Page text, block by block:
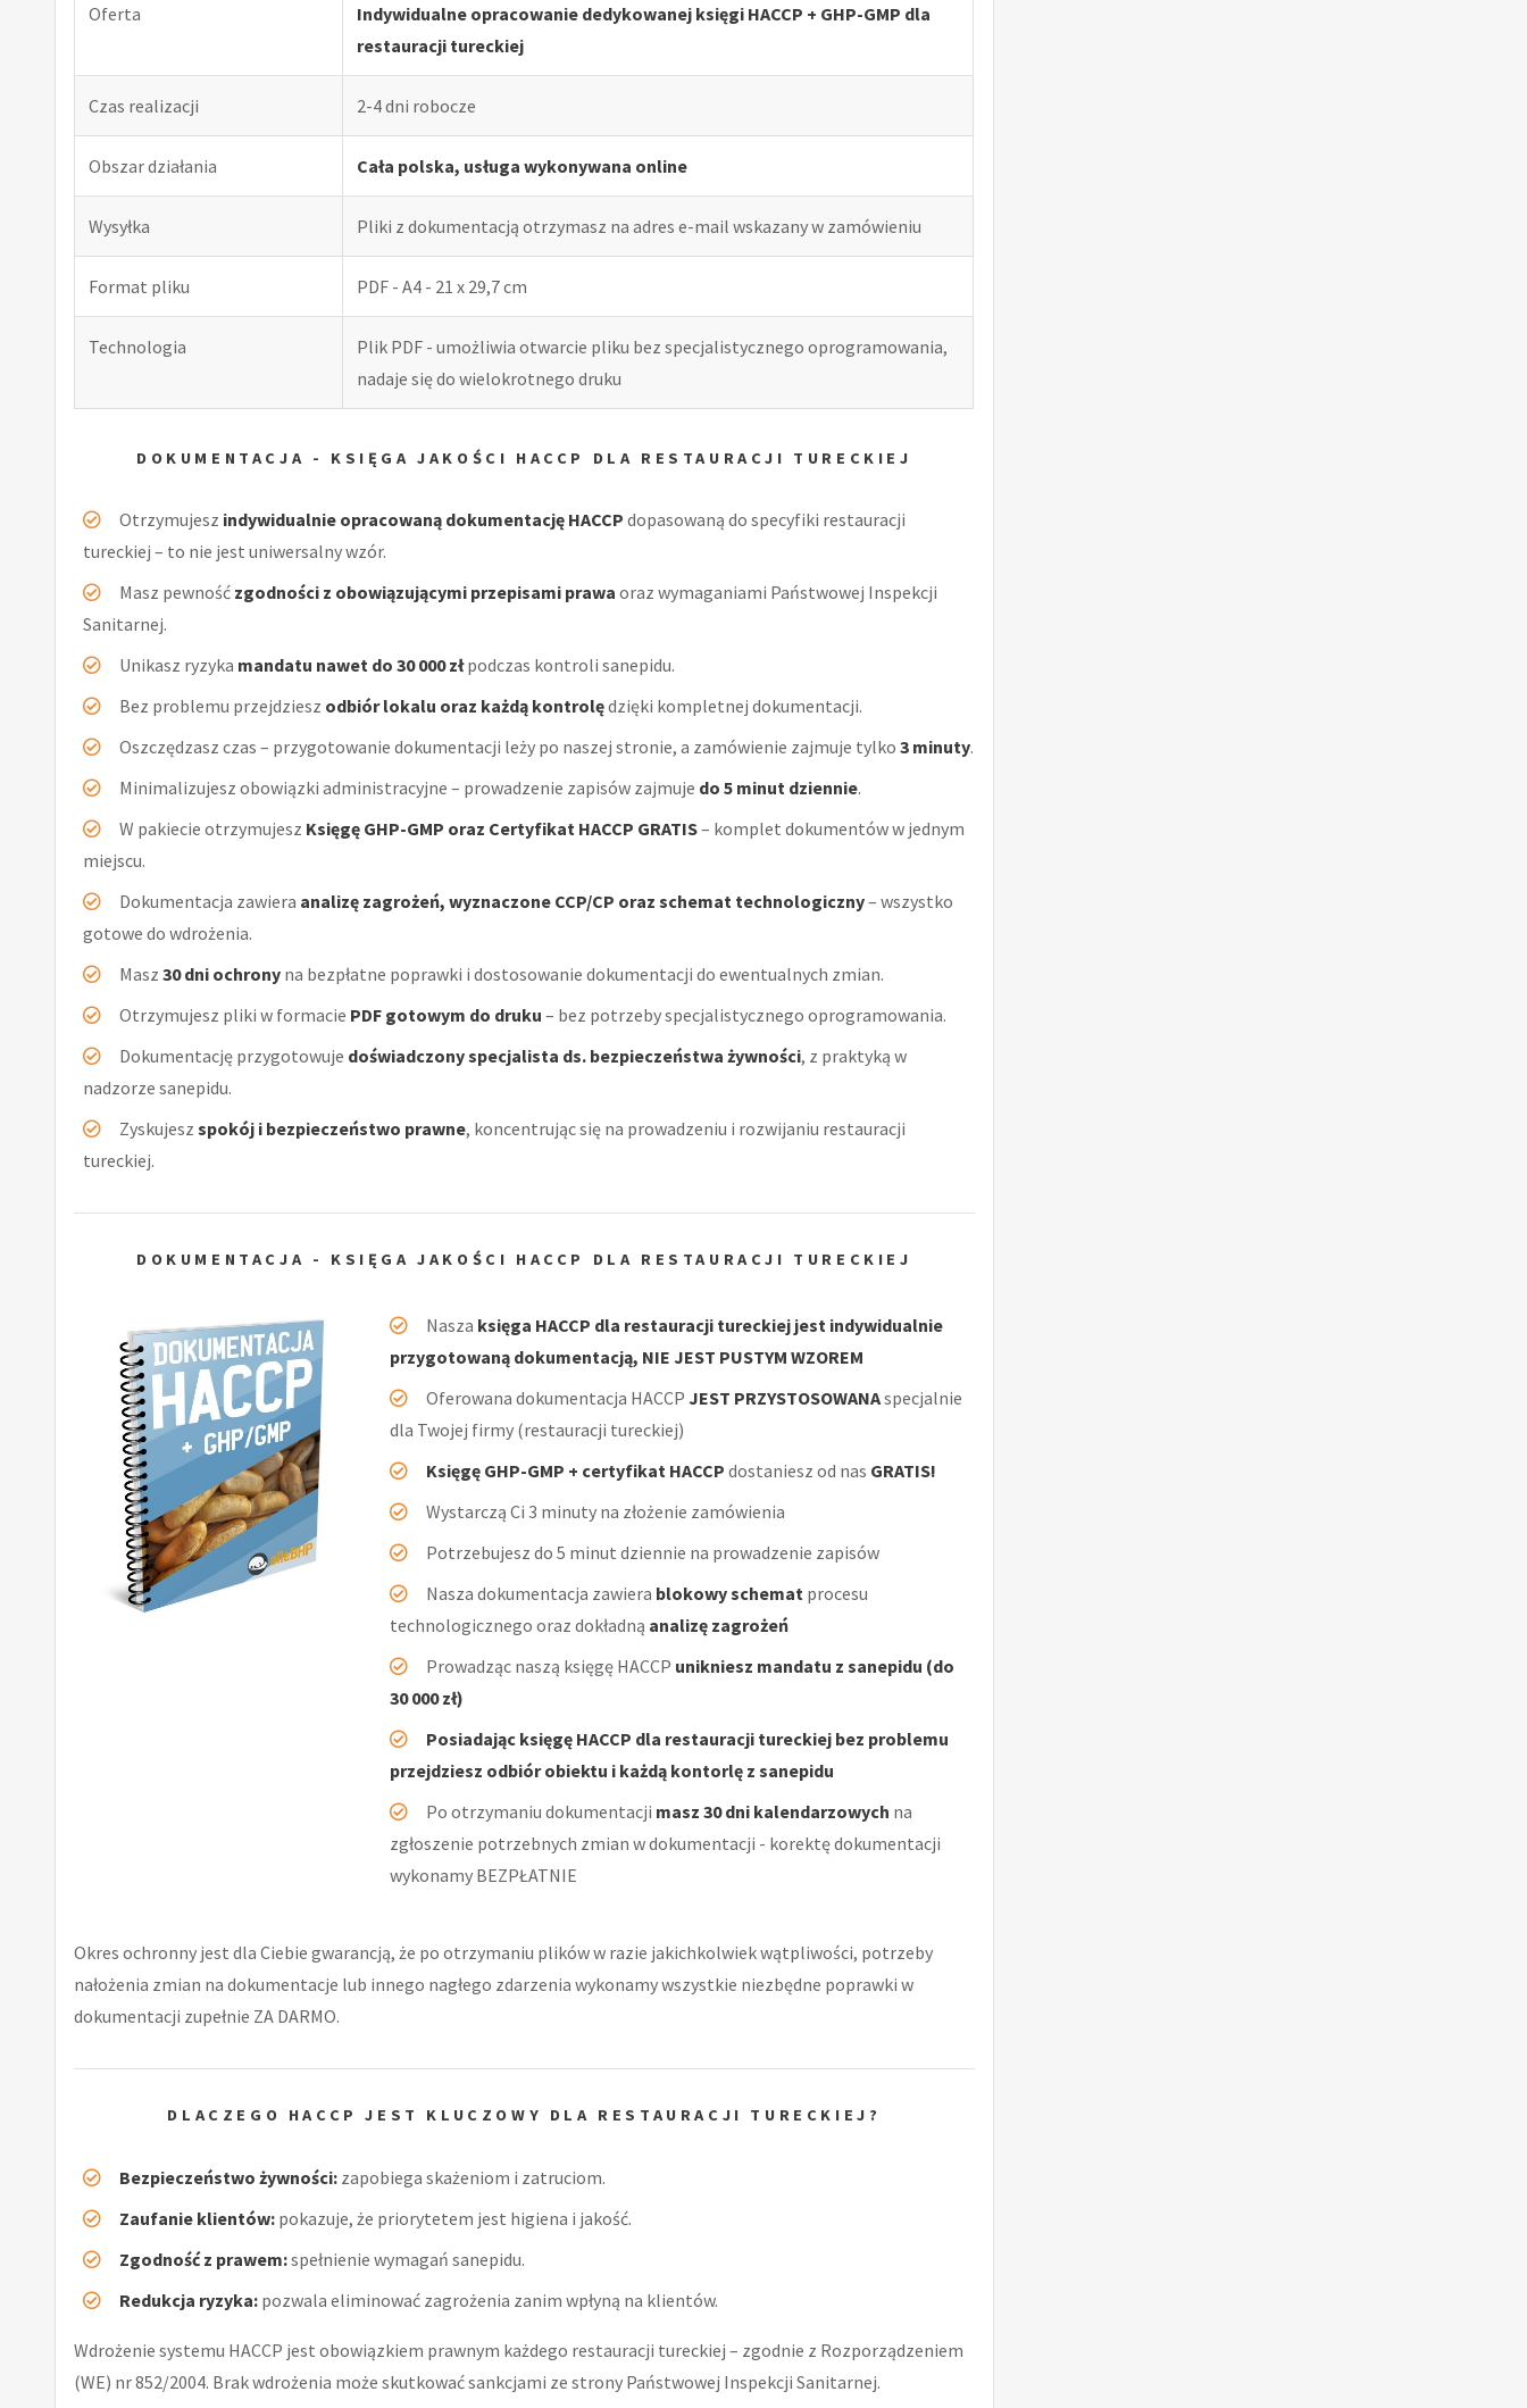
Oferta
Indywidualne opracowanie dedykowanej księgi HACCP + GHP-GMP dla
restauracji tureckiej
Czas realizacji 2-4 dni robocze
Obszar działania Cała polska, usługa wykonywana online
Wysyłka Pliki z dokumentacją otrzymasz na adres e-mail wskazany w zamówieniu
Format pliku PDF - A4 - 21 x 29,7 cm
Technologia
Plik PDF - umożliwia otwarcie pliku bez specjalistycznego oprogramowania,
nadaje się do wielokrotnego druku
DOKUMENTACJA - KSIĘGA JAKOŚCI HACCP DLA RESTAURACJI TURECKIEJ
Otrzymujesz indywidualnie opracowaną dokumentację HACCP dopasowaną do specyfiki restauracji
tureckiej – to nie jest uniwersalny wzór.
Masz pewność zgodności z obowiązującymi przepisami prawa oraz wymaganiami Państwowej Inspekcji
Sanitarnej.
Unikasz ryzyka mandatu nawet do 30 000 złpodczas kontroli sanepidu.
Bez problemu przejdziesz odbiór lokalu oraz każdą kontrolędzięki kompletnej dokumentacji.
Oszczędzasz czas – przygotowanie dokumentacji leży po naszej stronie, a zamówienie zajmuje tylko 3 minuty.
Minimalizujesz obowiązki administracyjne – prowadzenie zapisów zajmuje do 5 minut dziennie.
W pakiecie otrzymujesz Księgę GHP-GMP oraz Certyfikat HACCP GRATIS– komplet dokumentów w jednym
miejscu.
Dokumentacja zawiera analizę zagrożeń, wyznaczone CCP/CP oraz schemat technologiczny– wszystko
gotowe do wdrożenia.
Masz 30 dni ochrony na bezpłatne poprawki i dostosowanie dokumentacji do ewentualnych zmian.
Otrzymujesz pliki w formacie PDF gotowym do druku – bez potrzeby specjalistycznego oprogramowania.
Dokumentację przygotowuje doświadczony specjalista ds. bezpieczeństwa żywności, z praktyką w
nadzorze sanepidu.
Zyskujesz spokój i bezpieczeństwo prawne, koncentrując się na prowadzeniu i rozwijaniu restauracji
tureckiej.
DOKUMENTACJA - KSIĘGA JAKOŚCI HACCP DLA RESTAURACJI TURECKIEJ
Nasza księga HACCP dla restauracji tureckiej jest indywidualnie
przygotowaną dokumentacją, NIE JEST PUSTYM WZOREM
Oferowana dokumentacja HACCP JEST PRZYSTOSOWANAspecjalnie
dla Twojej firmy (restauracji tureckiej)
Księgę GHP-GMP + certyfikat HACCP dostaniesz od nas GRATIS!
Wystarczą Ci 3 minuty na złożenie zamówienia
Potrzebujesz do 5 minut dziennie na prowadzenie zapisów
Nasza dokumentacja zawiera blokowy schematprocesu
technologicznego oraz dokładną analizę zagrożeń
Prowadząc naszą księgę HACCP unikniesz mandatu z sanepidu (do
30 000 zł)
Posiadając księgę HACCP dla restauracji tureckiej bez problemu
przejdziesz odbiór obiektu i każdą kontorlę z sanepidu
Po otrzymaniu dokumentacji masz 30 dni kalendarzowych na
zgłoszenie potrzebnych zmian w dokumentacji - korektę dokumentacji
wykonamy BEZPŁATNIE
Okres ochronny jest dla Ciebie gwarancją, że po otrzymaniu plików w razie jakichkolwiek wątpliwości, potrzeby
nałożenia zmian na dokumentacje lub innego nagłego zdarzenia wykonamy wszystkie niezbędne poprawki w
dokumentacji zupełnie ZA DARMO.
DLACZEGO HACCP JEST KLUCZOWY DLA RESTAURACJI TURECKIEJ?
Bezpieczeństwo żywności: zapobiega skażeniom i zatruciom.
Zaufanie klientów: pokazuje, że priorytetem jest higiena i jakość.
Zgodność z prawem:spełnienie wymagań sanepidu.
Redukcja ryzyka: pozwala eliminować zagrożenia zanim wpłyną na klientów.
Wdrożenie systemu HACCP jest obowiązkiem prawnym każdego restauracji tureckiej – zgodnie z Rozporządzeniem
(WE) nr 852/2004. Brak wdrożenia może skutkować sankcjami ze strony Państwowej Inspekcji Sanitarnej.